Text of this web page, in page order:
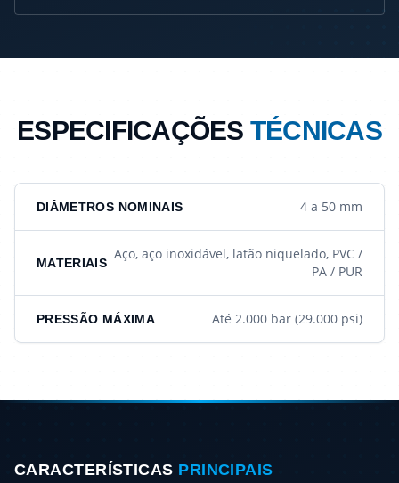
ESPECIFICAÇÕES TÉCNICAS
DIÂMETROS NOMINAIS 4 a 50 mm
MATERIAIS
Aço, aço inoxidável, latão niquelado, PVC /
PA / PUR
PRESSÃO MÁXIMA Até 2.000 bar (29.000 psi)
CARACTERÍSTICAS PRINCIPAIS